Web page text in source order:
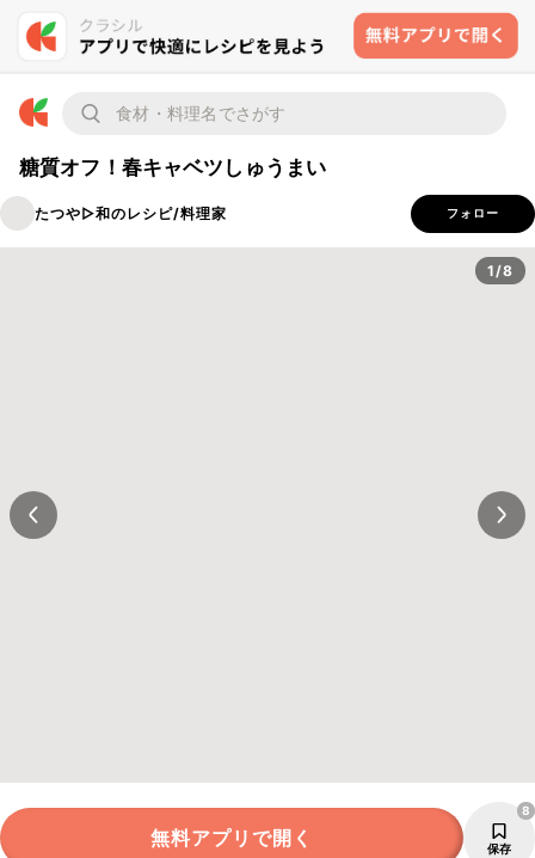
糖質オフ！春キャベツしゅうまい
たつや▷和のレシピ/料理家 フォロー
1/8
無料アプリで開く 保存
8